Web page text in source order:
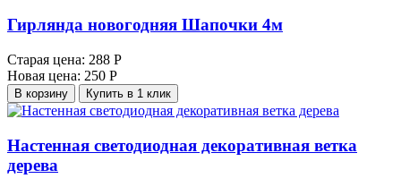
Гирлянда новогодняя Шапочки 4м
Старая цена: 288 Р
Новая цена: 250 Р
В корзину Купить в 1 клик
Настенная светодиодная декоративная ветка
дерева